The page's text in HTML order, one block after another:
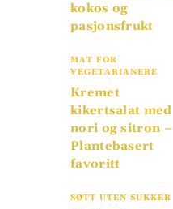
kokos og
pasjonsfrukt
MAT FOR
VEGETARIANERE
Kremet
kikertsalat med
nori og sitron –
Plantebasert
favoritt
SØTT UTEN SUKKER